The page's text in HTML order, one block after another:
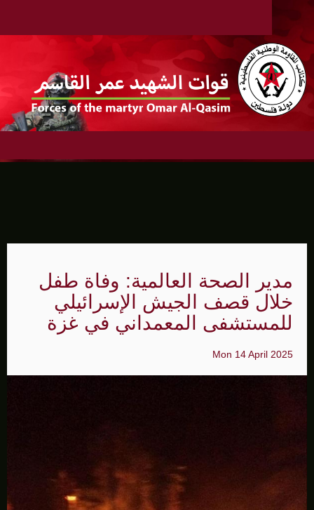
مدير الصحة العالمية: وفاة طفل
خلال قصف الجيش الإسرائيلي
للمستشفى المعمداني في غزة
Mon 14 April 2025